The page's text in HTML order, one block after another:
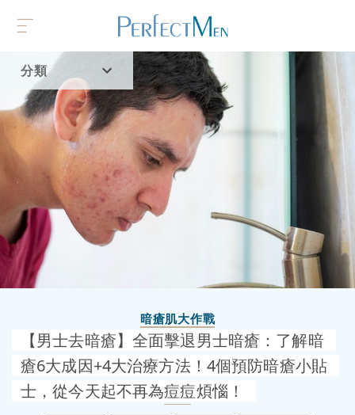
分類
首頁
流行趨勢
暗瘡肌大作戰
【男士去暗瘡】全面擊退男士暗瘡：了解暗
瘡6大成因+4大治療方法！4個預防暗瘡小貼
士，從今天起不再為痘痘煩惱！